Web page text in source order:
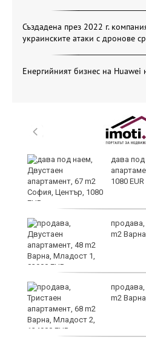
Създадена през 2022 г.
украинските атаки с дронове
Енергийният бизнес на Huawei
дава
1080 EUR
продава,
m2
продава,
m2